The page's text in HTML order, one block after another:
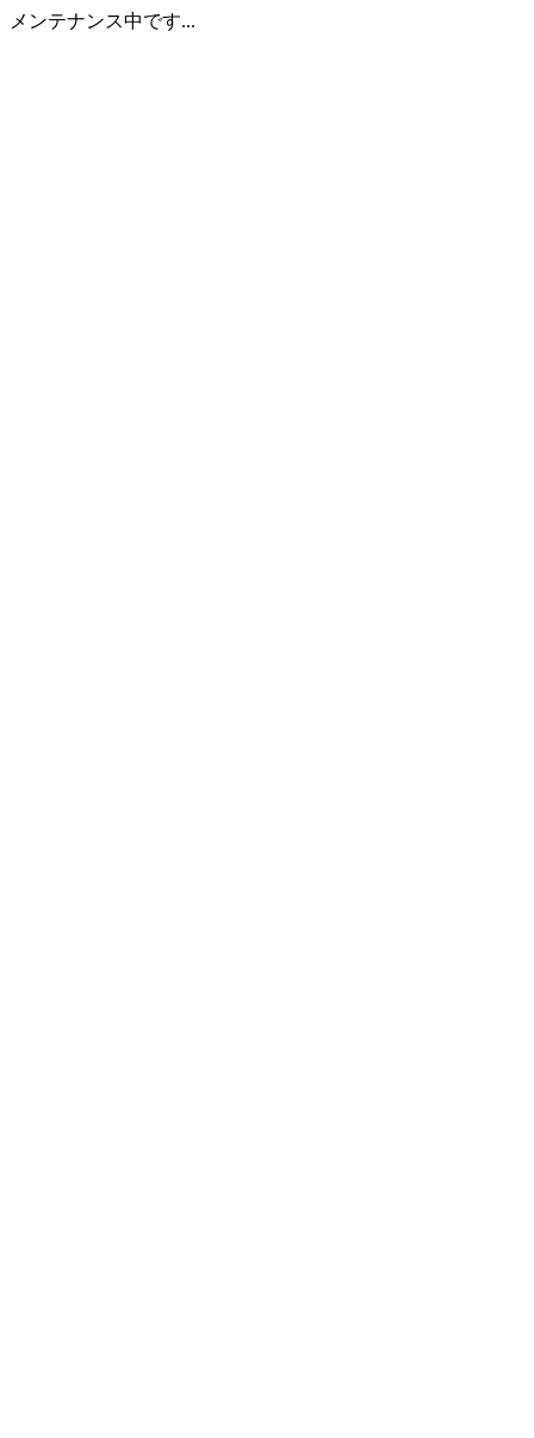
メンテナンス中です...